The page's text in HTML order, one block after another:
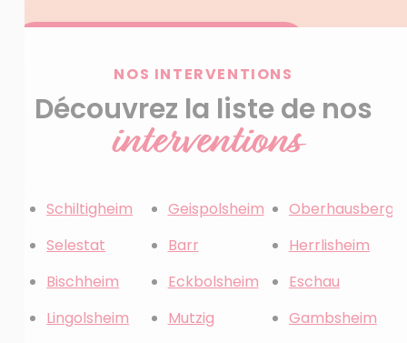
NOS INTERVENTIONS
Découvrez la liste de nos
interventions
Schiltigheim
Selestat
Bischheim
Lingolsheim
Geispolsheim
Barr
Eckbolsheim
Mutzig
Herrlisheim
Eschau
Gambsheim